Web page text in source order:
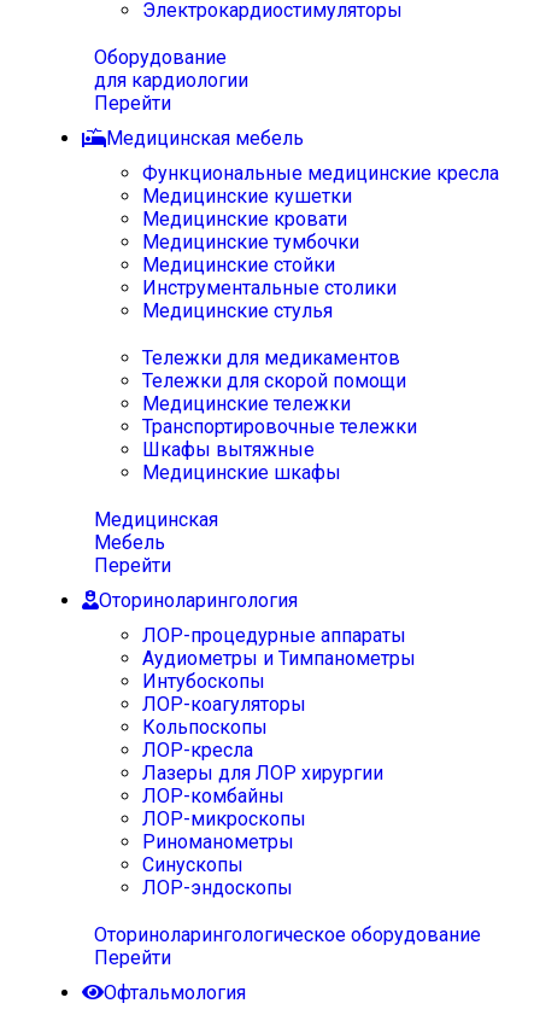
Электрокардиостимуляторы
Оборудование
для кардиологии
Перейти
Медицинская мебель
Функциональные медицинские кресла
Медицинские кушетки
Медицинские кровати
Медицинские тумбочки
Медицинские стойки
Инструментальные столики
Медицинские стулья
Тележки для медикаментов
Тележки для скорой помощи
Медицинские тележки
Транспортировочные тележки
Шкафы вытяжные
Медицинские шкафы
Медицинская
Мебель
Перейти
Оториноларингология
ЛОР-процедурные аппараты
Аудиометры и Тимпанометры
Интубоскопы
ЛОР-коагуляторы
Кольпоскопы
ЛОР-кресла
Лазеры для ЛОР хирургии
ЛОР-комбайны
ЛОР-микроскопы
Риноманометры
Синускопы
ЛОР-эндоскопы
Оториноларингологическое оборудование
Перейти
Офтальмология